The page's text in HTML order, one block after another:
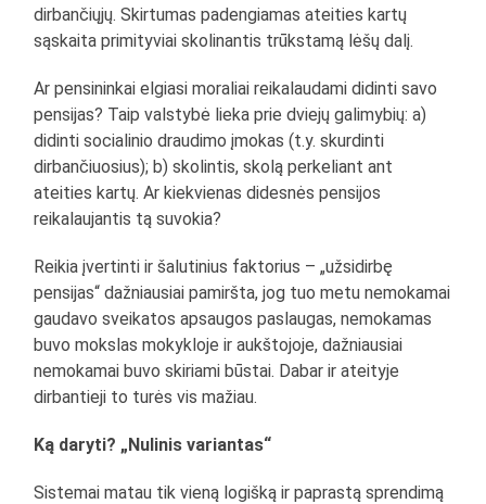
dirbančiųjų. Skirtumas padengiamas ateities kartų
sąskaita primityviai skolinantis trūkstamą lėšų dalį.
Ar pensininkai elgiasi moraliai reikalaudami didinti savo
pensijas? Taip valstybė lieka prie dviejų galimybių: a)
didinti socialinio draudimo įmokas (t.y. skurdinti
dirbančiuosius); b) skolintis, skolą perkeliant ant
ateities kartų. Ar kiekvienas didesnės pensijos
reikalaujantis tą suvokia?
Reikia įvertinti ir šalutinius faktorius – „užsidirbę
pensijas“ dažniausiai pamiršta, jog tuo metu nemokamai
gaudavo sveikatos apsaugos paslaugas, nemokamas
buvo mokslas mokykloje ir aukštojoje, dažniausiai
nemokamai buvo skiriami būstai. Dabar ir ateityje
dirbantieji to turės vis mažiau.
Ką daryti? „Nulinis variantas“
Sistemai matau tik vieną logišką ir paprastą sprendimą